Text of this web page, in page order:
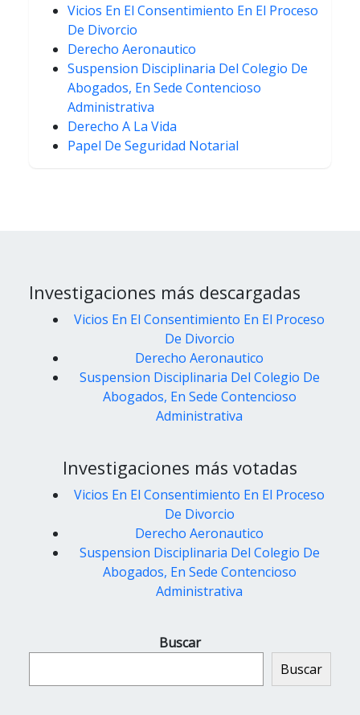
Vicios En El Consentimiento En El Proceso
De Divorcio
Derecho Aeronautico
Suspension Disciplinaria Del Colegio De
Abogados, En Sede Contencioso
Administrativa
Derecho A La Vida
Papel De Seguridad Notarial
Investigaciones más descargadas
Vicios En El Consentimiento En El Proceso
De Divorcio
Derecho Aeronautico
Suspension Disciplinaria Del Colegio De
Abogados, En Sede Contencioso
Administrativa
Investigaciones más votadas
Vicios En El Consentimiento En El Proceso
De Divorcio
Derecho Aeronautico
Suspension Disciplinaria Del Colegio De
Abogados, En Sede Contencioso
Administrativa
Buscar
Buscar